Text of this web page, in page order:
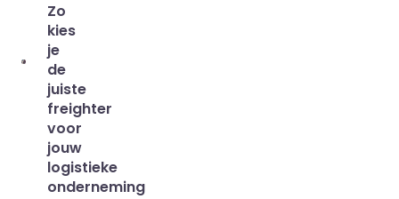
Zo
kies
je
de
juiste
freighter
voor
jouw
logistieke
onderneming